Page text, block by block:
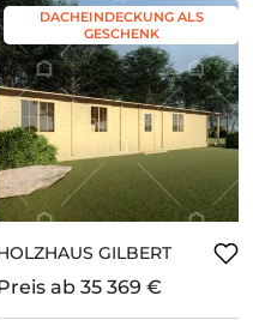
DACHEINDECKUNG ALS
GESCHENK
GILBERT
ab 35 369 €